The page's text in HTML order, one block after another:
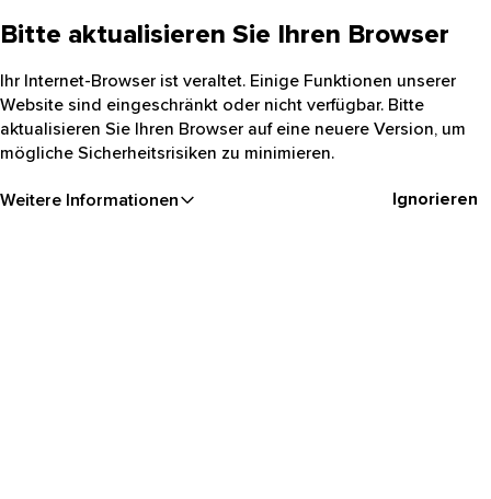
Bitte aktualisieren Sie Ihren Browser
Ihr Internet-Browser ist veraltet. Einige Funktionen unserer
Website sind eingeschränkt oder nicht verfügbar. Bitte
aktualisieren Sie Ihren Browser auf eine neuere Version, um
mögliche Sicherheitsrisiken zu minimieren.
Weitere Informationen Ignorieren